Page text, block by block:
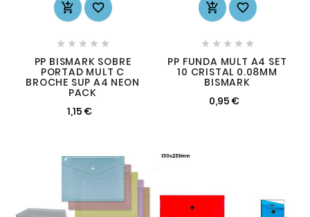
 
    
PP BISMARK SOBRE
PORTAD MULT C
BROCHE SUP A4 NEON
PACK
1,15 €
 
    
PP FUNDA MULT A4 SET
10 CRISTAL 0.08MM
BISMARK
0,95 €